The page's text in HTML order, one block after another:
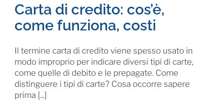
Carta di credito: cos’è,
come funziona, costi
Il termine carta di credito viene spesso usato in
modo improprio per indicare diversi tipi di carte,
come quelle di debito e le prepagate. Come
distinguere i tipi di carte? Cosa occorre sapere
prima [...]